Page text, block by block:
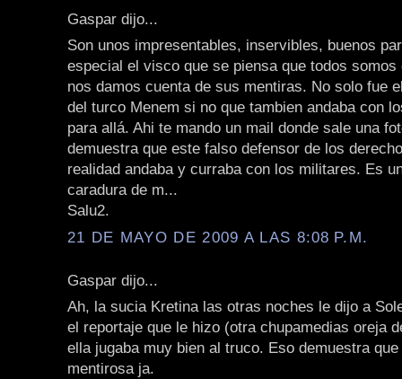
Gaspar dijo...
Son unos impresentables, inservibles, buenos
especial el visco que se piensa que todos somos
nos damos cuenta de sus mentiras. No solo fue
del turco Menem si no que tambien andaba con
para allá. Ahi te mando un mail donde sale una
demuestra que este falso defensor de los
realidad andaba y curraba con los militares. Es
caradura de m...
Salu2.
21 DE MAYO DE 2009 A LAS 8:08 P.M.
Gaspar dijo...
Ah, la sucia Kretina las otras noches le dijo a
el reportaje que le hizo (otra chupamedias oreja
ella jugaba muy bien al truco. Eso demuestra
mentirosa ja.